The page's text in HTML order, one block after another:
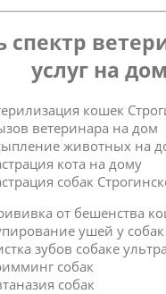
спектр
услуг на
кошек
ветеринара на дом
животных на
кота на дому
собак
от бешенства
ушей у собак
зубов собаке
собак
собак